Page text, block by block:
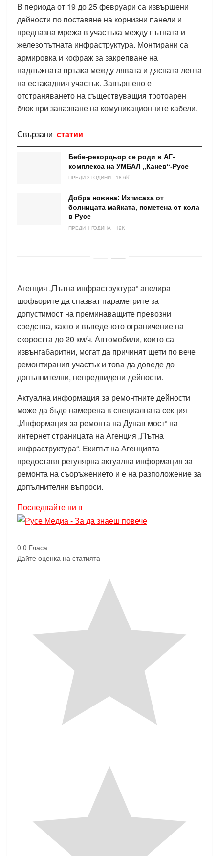
В периода от 19 до 25 февруари са извършени
дейности по поставяне на корнизни панели и
предпазна мрежа в участъка между пътната и
железопътната инфраструктура. Монтирани са
армировка и кофраж за закрепване на
надлъжната връзка между лявата и дясната лента
на естакадния участък. Завършено е
отстраняването на съществуващия тротоарен
блок при запазване на комуникационните кабели.
Свързани статии
Бебе-рекордьор се роди в АГ-
комплекса на УМБАЛ „Канев“-Русе
ПРЕДИ 2 ГОДИНИ 18.6K
Добра новина: Изписаха от
болницата майката, пометена от кола
в Русе
ПРЕДИ 1 ГОДИНА 12K
Агенция „Пътна инфраструктура“ апелира
шофьорите да спазват параметрите за
допустимост на преминаващите превозни
средства, както и въведеното ограничение на
скоростта до 20 км/ч. Автомобили, които са
извънгабаритни, могат да причинят щети по вече
ремонтирания участък и това да доведе до
допълнителни, непредвидени дейности.
Актуална информация за ремонтните дейности
може да бъде намерена в специалната секция
„Информация за ремонта на Дунав мост“ на
интернет страницата на Агенция „Пътна
инфраструктура“. Екипът на Агенцията
предоставя регулярна актуална информация за
ремонта на съоръжението и е на разположение за
допълнителни въпроси.
Последвайте ни в
0 0 Гласа
Дайте оценка на статията